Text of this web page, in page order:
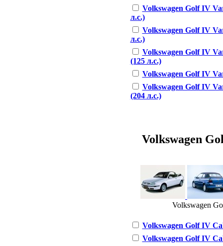
Volkswagen Golf IV
л.с.)
Volkswagen Golf IV
л.с.)
Volkswagen Golf IV
(125 л.с.)
Volkswagen Golf IV
Volkswagen Golf IV
(204 л.с.)
Volkswagen
Volkswagen
Volkswagen Golf IV
Volkswagen Golf IV